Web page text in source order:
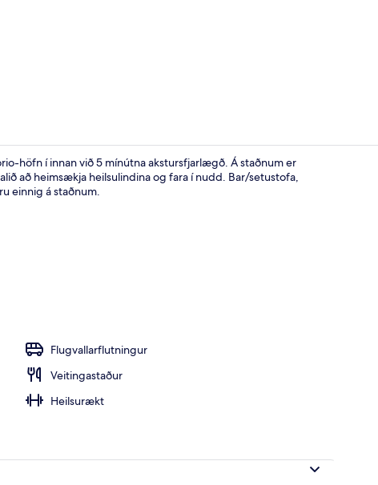
höfn í innan við 5 mínútna akstursfjarlægð. Á staðnum er
að heimsækja heilsulindina og fara í nudd. Bar/setustofa,
einnig á staðnum.
Flugvallarflutningur
Veitingastaður
Heilsurækt